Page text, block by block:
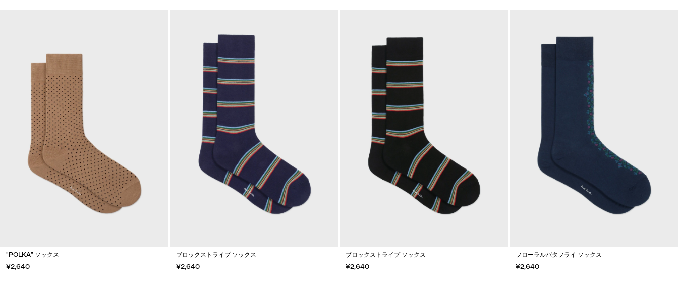
"POLKA" ソックス
¥2,640
ブロックストライプ ソックス
¥2,640
ブロックストライプ ソックス
¥2,640
フローラルバタフライ ソックス
¥2,640